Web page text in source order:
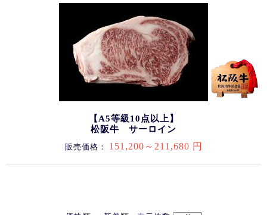
【A5等級10点以上】
松阪牛 サーロイン
販売価格： 151,200～211,680 円